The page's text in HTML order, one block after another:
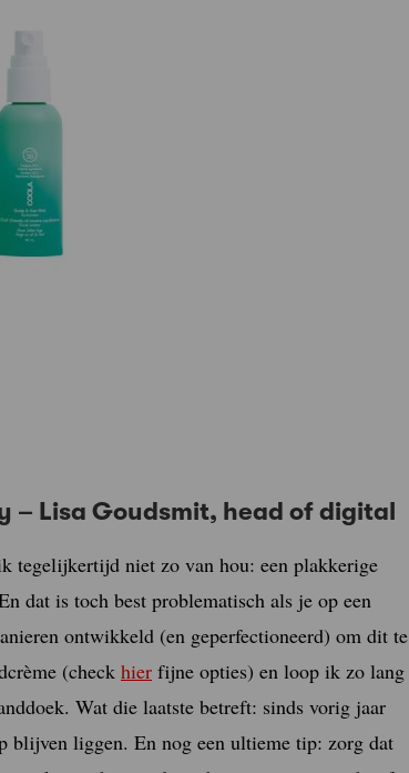
– Lisa Goudsmit, head of digital
tegelijkertijd niet zo van hou: een plakkerige
dat is toch best problematisch als je op een
ontwikkeld (en geperfectioneerd) om dit te
(check hier fijne opties) en loop ik zo lang
Wat die laatste betreft: sinds vorig jaar
blijven liggen. En nog een ultieme tip: zorg dat